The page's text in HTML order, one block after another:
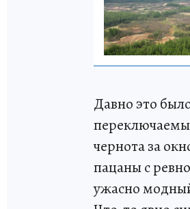
Давно это
чернота за
пацаны с
ужасно